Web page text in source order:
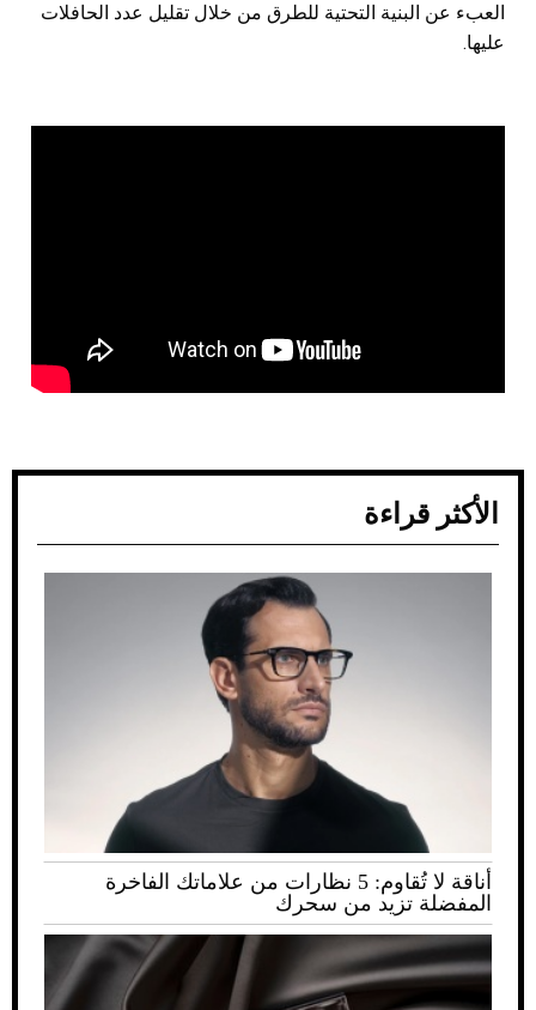
العبء عن البنية التحتية للطرق من خلال تقليل عدد الحافلات
عليها.
الأكثر قراءة
أناقة لا تُقاوم: 5 نظارات من علاماتك الفاخرة
المفضلة تزيد من سحرك